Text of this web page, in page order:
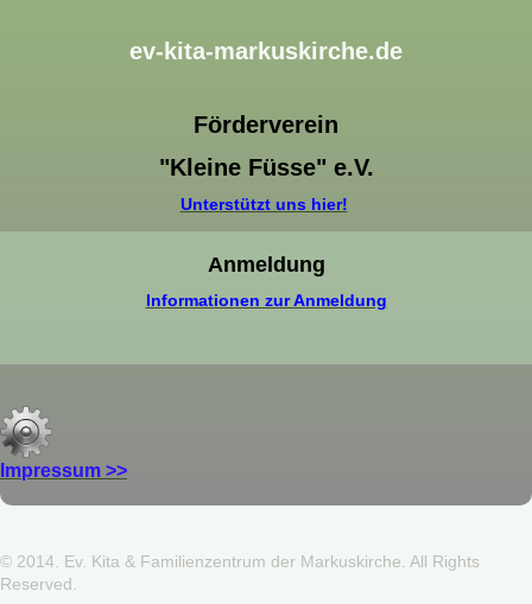
ev-kita-markuskirche.de
Förderverein
"Kleine Füsse" e.V.
Unterstützt uns hier!
Anmeldung
Informationen zur Anmeldung
Impressum >>
© 2014. Ev. Kita & Familienzentrum der Markuskirche. All Rights
Reserved.